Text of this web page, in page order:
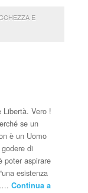
E
Libertà. Vero !
se un
è un Uomo
di
poter aspirare
esistenza
Continua a